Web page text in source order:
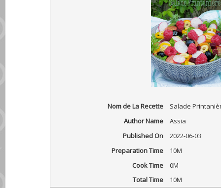
Nom de La Recette
Salade
Author Name
Assia
Published On
2022-06-03
Preparation Time
10M
Cook Time
0M
Total Time
10M